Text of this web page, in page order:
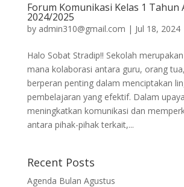
Forum Komunikasi Kelas 1 Tahun
2024/2025
by admin310@gmail.com | Jul 18, 2024
Halo Sobat Stradip!! Sekolah
mana kolaborasi antara guru, orang
berperan penting dalam menciptakan
pembelajaran yang efektif. Dalam
meningkatkan komunikasi dan
antara pihak-pihak terkait,...
Recent Posts
Agenda Bulan Agustus